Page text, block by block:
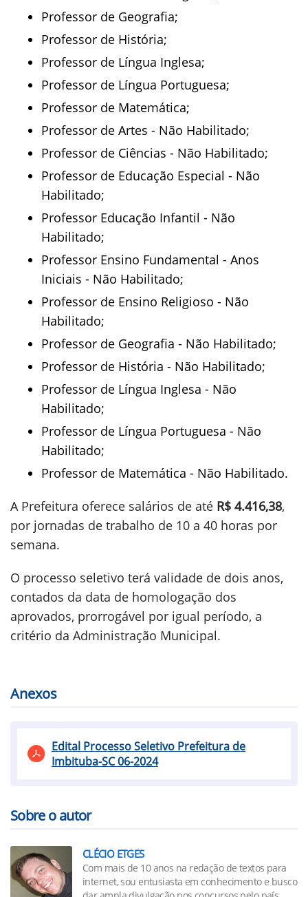
Professor de Geografia;
Professor de História;
Professor de Língua Inglesa;
Professor de Língua Portuguesa;
Professor de Matemática;
Professor de Artes - Não Habilitado;
Professor de Ciências - Não Habilitado;
Professor de Educação Especial - Não
Habilitado;
Professor Educação Infantil - Não
Habilitado;
Professor Ensino Fundamental - Anos
Iniciais - Não Habilitado;
Professor de Ensino Religioso - Não
Habilitado;
Professor de Geografia - Não Habilitado;
Professor de História - Não Habilitado;
Professor de Língua Inglesa - Não
Habilitado;
Professor de Língua Portuguesa - Não
Habilitado;
Professor de Matemática - Não Habilitado.
A Prefeitura oferece salários de até R$ 4.416,38,
por jornadas de trabalho de 10 a 40 horas por
semana.
O processo seletivo terá validade de dois anos,
contados da data de homologação dos
aprovados, prorrogável por igual período, a
critério da Administração Municipal.
Anexos
Edital Processo Seletivo Prefeitura de
Imbituba-SC 06-2024
Sobre o autor
CLÉCIO ETGES
Com mais de 10 anos na redação de textos para
internet, sou entusiasta em conhecimento e busco